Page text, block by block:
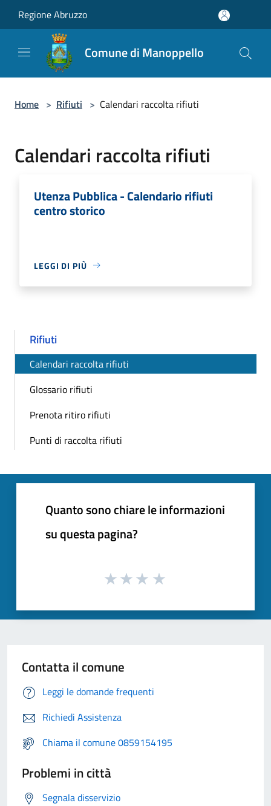
Regione Abruzzo
Comune di Manoppello
Home > Rifiuti > Calendari raccolta rifiuti
Calendari raccolta rifiuti
Utenza Pubblica - Calendario rifiuti
centro storico
LEGGI DI PIÙ
Rifiuti
Calendari raccolta rifiuti
Glossario rifiuti
Prenota ritiro rifiuti
Punti di raccolta rifiuti
Quanto sono chiare le informazioni
su questa pagina?
Contatta il comune
Leggi le domande frequenti
Richiedi Assistenza
Chiama il comune 0859154195
Problemi in città
Segnala disservizio